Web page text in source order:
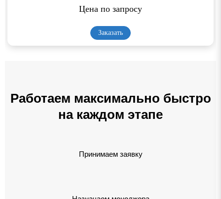
Цена по запросу
Заказать
Работаем максимально быстро
на каждом этапе
Принимаем заявку